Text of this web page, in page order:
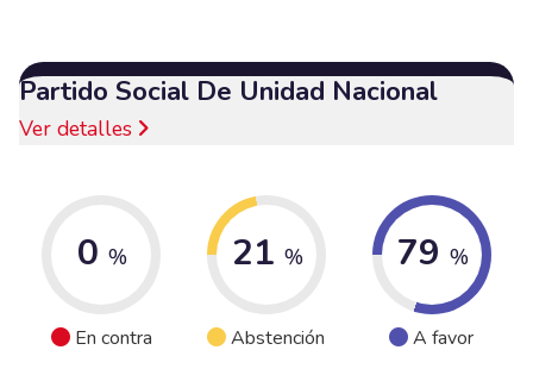
Partido Social De Unidad Nacional
Ver detalles
0 %
En contra
21 %
Abstención
79 %
A favor